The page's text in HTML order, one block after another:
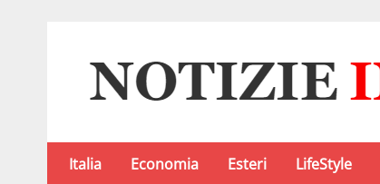
Italia Economia Esteri LifeStyle